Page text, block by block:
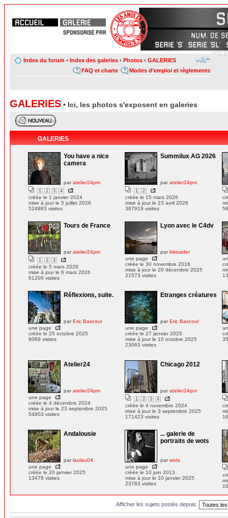
Index du forum • Index des galeries ‹ Photos ‹ GALERIES
Modes d’emploi et règlements
FAQ et charte
GALERIES • Ici, les photos s'exposent en galeries
GALERIES
You have a nice
camera
paratelier24pm
1 2 3 4
créée le 1 janvier 2024
mise à jour le 5 juillet 2026
524883 visites
Summilux AG 2026
paratelier24pm
1 2
créée le 15 mars 2026
mise à jour le 23 avril 2026
387919 visites
Tours de France
paratelier24pm
1 2 3
créée le 5 mars 2026
mise à jour le 6 mars 2026
61209 visites
Lyon avec le C4dv
parkikiraider
une page
créée le 30 novembre 2016
mise à jour le 20 décembre 2025
21573 visites
Réflexions, suite.
parEric Bascoul
une page
créée le 25 octobre 2025
8069 visites
Etranges créatures
parEric Bascoul
une page
créée le 27 janvier 2025
mise à jour le 10 octobre 2025
23063 visites
Atelier24
paratelier24pm
une page
créée le 4 décembre 2024
mise à jour le 23 septembre 2025
54803 visites
Chicago 2012
paratelier24pm
1 2 3 4
créée le 4 novembre 2024
mise à jour le 3 septembre 2025
171423 visites
Andalousie
parlaulau04
une page
créée le 20 janvier 2025
13478 visites
... galerie de
portraits de wots
parwots
une page
créée le 10 juin 2013
mise à jour le 10 janvier 2025
23783 visites
Afficher les sujets postés depuis: